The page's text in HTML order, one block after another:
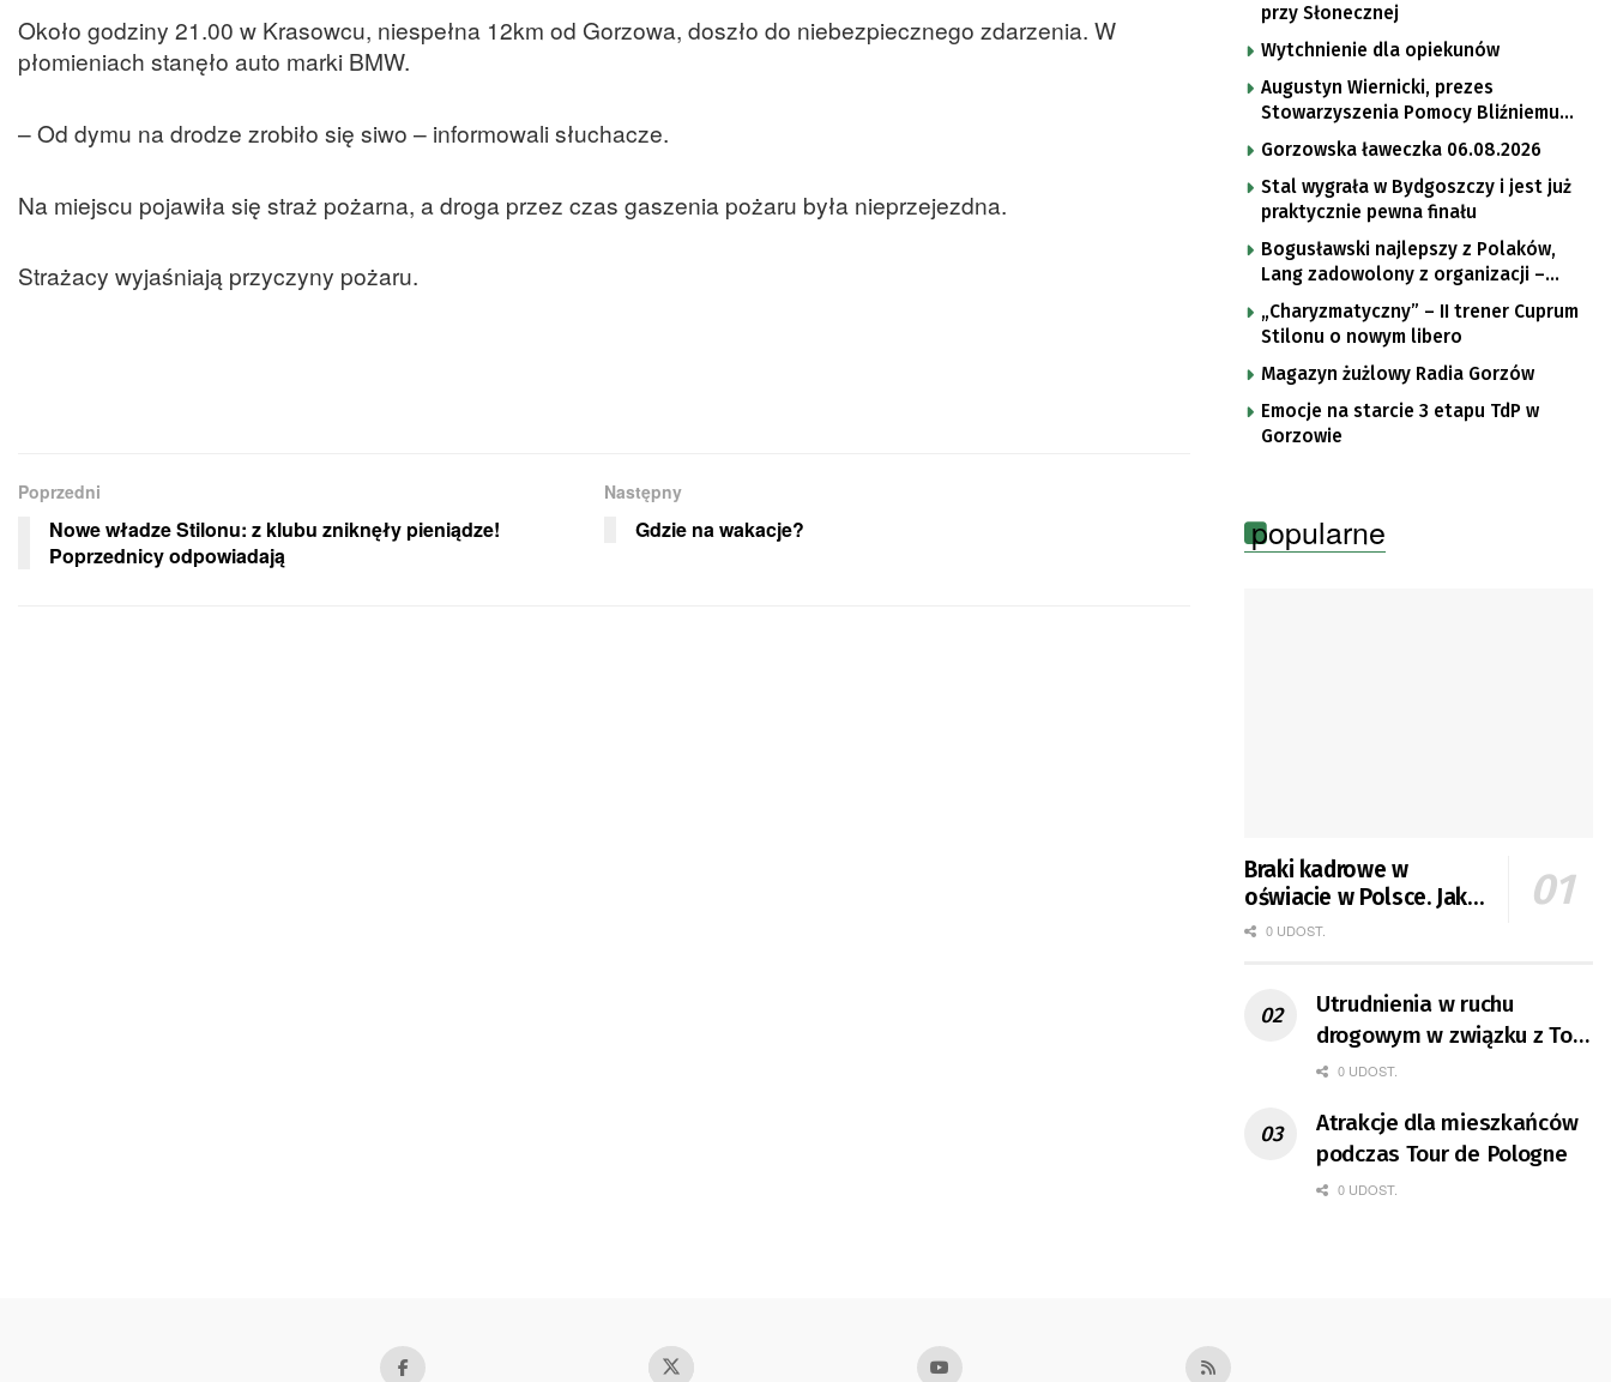
Około godziny 21.00 w Krasowcu, niespełna 12km od Gorzowa, doszło do niebezpiecznego zdarzenia. W
płomieniach stanęło auto marki BMW.
– Od dymu na drodze zrobiło się siwo – informowali słuchacze.
Na miejscu pojawiła się straż pożarna, a droga przez czas gaszenia pożaru była nieprzejezdna.
Strażacy wyjaśniają przyczyny pożaru.
Poprzedni
Nowe władze Stilonu: z klubu zniknęły pieniądze!
Poprzednicy odpowiadają
Następny
Gdzie na wakacje?
przy Słonecznej
Wytchnienie dla opiekunów
Augustyn Wiernicki, prezes
Stowarzyszenia Pomocy Bliźniemu
im. Brata Krystyna
Gorzowska ławeczka 06.08.2026
Stal wygrała w Bydgoszczy i jest już
praktycznie pewna finału
Bogusławski najlepszy z Polaków,
Lang zadowolony z organizacji –
komentarze po trzecim etapie Tour
de Pologne
„Charyzmatyczny” – II trener Cuprum
Stilonu o nowym libero
Magazyn żużlowy Radia Gorzów
Emocje na starcie 3 etapu TdP w
Gorzowie
popularne
Braki kadrowe w
oświacie w Polsce. Jak
jest w Gorzowie?
0 UDOST.
Utrudnienia w ruchu
drogowym w związku z Tour
de Pologne
0 UDOST.
Atrakcje dla mieszkańców
podczas Tour de Pologne
0 UDOST.